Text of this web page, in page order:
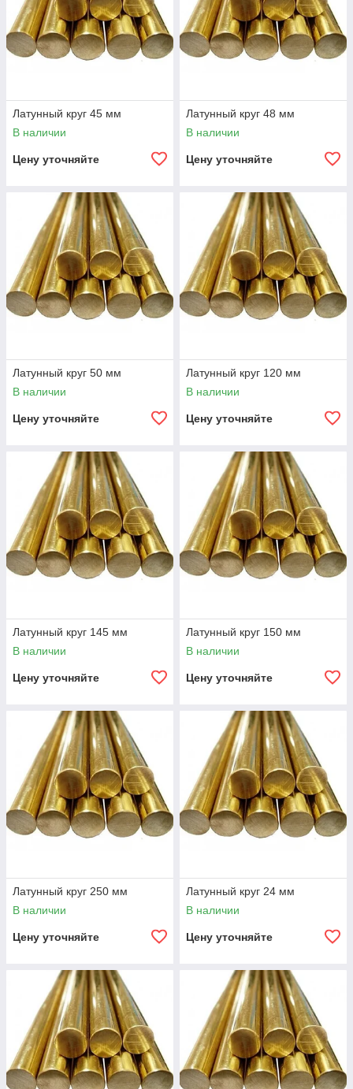
Латунный круг 45 мм
В наличии
Цену уточняйте
Латунный круг 48 мм
В наличии
Цену уточняйте
Латунный круг 50 мм
В наличии
Цену уточняйте
Латунный круг 120 мм
В наличии
Цену уточняйте
Латунный круг 145 мм
В наличии
Цену уточняйте
Латунный круг 150 мм
В наличии
Цену уточняйте
Латунный круг 250 мм
В наличии
Цену уточняйте
Латунный круг 24 мм
В наличии
Цену уточняйте